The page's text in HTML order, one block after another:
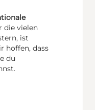
die vielen
ist
hoffen, dass
du